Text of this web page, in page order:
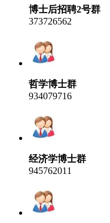
博士后招聘2号群
373726562
哲学博士群
934079716
经济学博士群
945762011